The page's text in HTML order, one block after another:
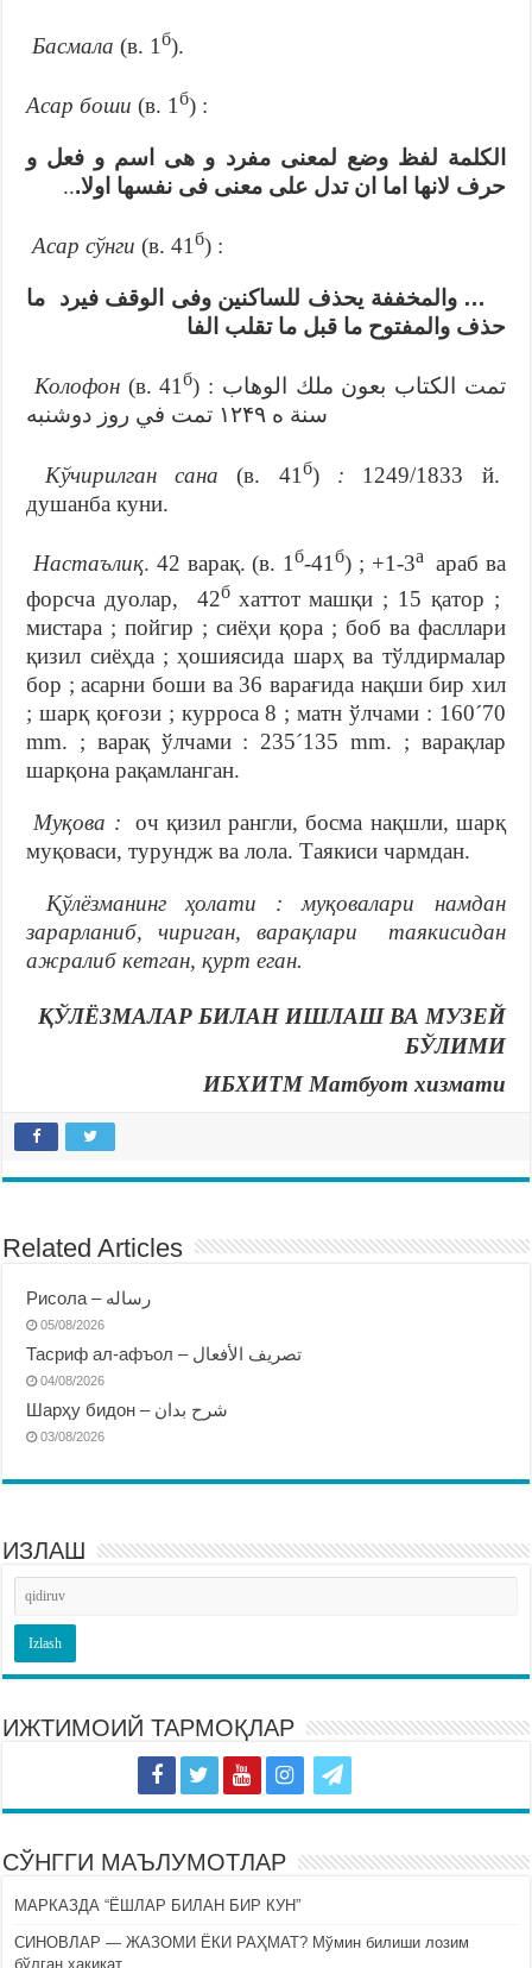
Басмала (в. 1б).
Асар боши (в. 1б) :
الكلمة لفظ وضع لمعنى مفرد و هى اسم و فعل و
حرف لانها اما ان تدل على معنى فى نفسها اولا...
Асар сўнги (в. 41б) :
… والمخففة يحذف للساكنين وفى الوقف فيرد ما
حذف والمفتوح ما قبل ما تقلب الفا
Колофон(в. 41б) : تمت الكتاب بعون ملك الوهاب
Кўчирилган сана(в. 41 б) : 1249/1833 й.
душанба куни.
Настаълиқ. 42 варақ. (в. 1б-41б) ; +1-3а
араб ва
форсча дуолар, 42б хаттот машқи ; 15 қатор ;
мистара ; пойгир ; сиёҳи қора ; боб ва фасллари
қизил сиёҳда ; ҳошиясида шарҳ ва тўлдирмалар
бор ; асарни боши ва 36 варағида нақши бир хил
; шарқ қоғози ; курроса 8 ; матн ўлчами : 160´70
mm. ; варақ ўлчами : 235´135 mm. ; варақлар
шарқона рақамланган.
Муқова : оч қизил рангли, босма нақшли, шарқ
муқоваси, турундж ва лола. Таякиси чармдан.
Қўлёзманинг ҳолати : муқовалари намдан
зарарланиб, чириган, варақлари таякисидан
ажралиб кетган, қурт еган.
ҚЎЛЁЗМАЛАР БИЛАН ИШЛАШ ВА МУЗЕЙ
БЎЛИМИ
ИБХИТМ Матбуот хизмати
Related Articles
Рисола – رساله
05/08/2026
Тасриф ал-афъол – تصريف الأفعال
04/08/2026
Шарҳу бидон – شرح بدان
03/08/2026
ИЗЛАШ
ИЖТИМОИЙ ТАРМОҚЛАР
СЎНГГИ МАЪЛУМОТЛАР
МАРКАЗДА “ЁШЛАР БИЛАН БИР КУН”
СИНОВЛАР — ЖАЗОМИ ЁКИ РАҲМАТ? Мўмин билиши лозим
бўлган ҳақиқат